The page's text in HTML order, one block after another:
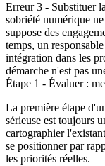
Erreur 3 - Substituer
sobriété numérique
suppose des
temps, un
intégration dans les
démarche n'est pas
Étape 1 - Évaluer :
La première étape
sérieuse est toujours
cartographier
se positionner par
les priorités réelles.